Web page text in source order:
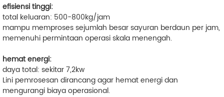
efisiensi tinggi:
total keluaran: 500-800kg/jam
mampu memproses sejumlah besar sayuran berdaun per jam,
memenuhi permintaan operasi skala menengah.
hemat energi:
daya total: sekitar 7,2kw
Lini pemrosesan dirancang agar hemat energi dan
mengurangi biaya operasional.